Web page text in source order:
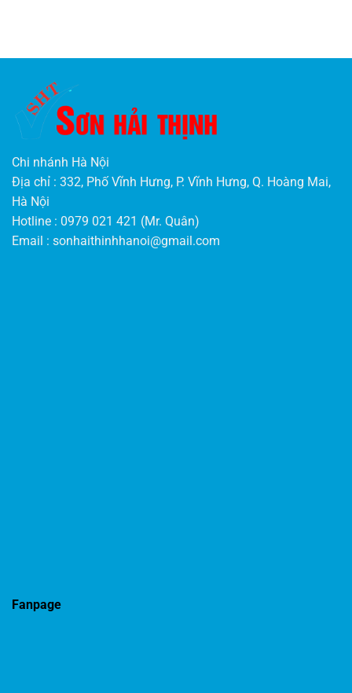
Chi nhánh Hà Nội
Địa chỉ : 332, Phố Vĩnh Hưng, P. Vĩnh Hưng, Q. Hoàng Mai,
Hà Nội
Hotline : 0979 021 421 (Mr. Quân)
Email : sonhaithinhhanoi@gmail.com
Fanpage